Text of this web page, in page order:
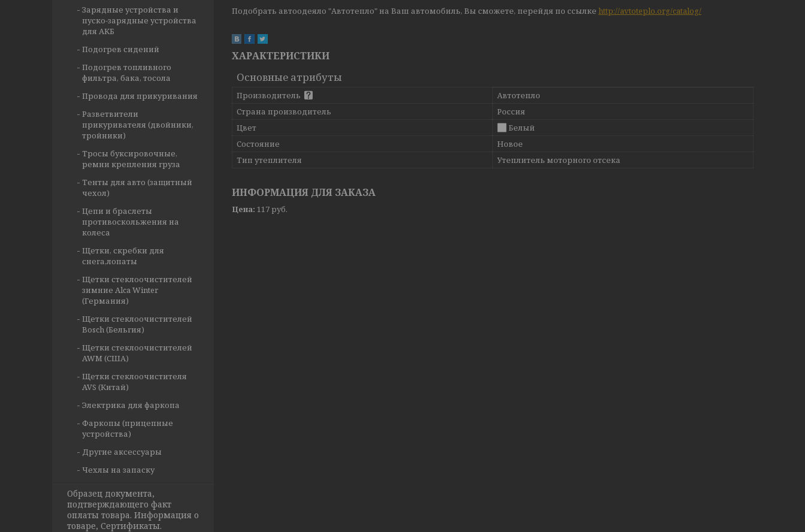
Подобрать автоодеяло "Автотепло" на Ваш автомобиль, Вы сможете, перейдя по ссылке http://avtoteplo.org/catalog/
ХАРАКТЕРИСТИКИ
Основные атрибуты
Производитель
Автотепло
Страна производитель
Россия
Цвет
Белый
Состояние
Новое
Тип утеплителя
Утеплитель моторного отсека
ИНФОРМАЦИЯ ДЛЯ ЗАКАЗА
Цена: 117 руб.
Зарядные устройства и
пуско-зарядные устройства
для АКБ
Подогрев сидений
Подогрев топливного
фильтра, бака, тосола
Провода для прикуривания
Разветвители
прикуривателя (двойники,
тройники)
Тросы буксировочные,
ремни крепления груза
Тенты для авто (защитный
чехол)
Цепи и браслеты
противоскольжения на
колеса
Щетки, скребки для
снега,лопаты
Щетки стеклоочистителей
зимние Alca Winter
(Германия)
Щетки стеклоочистителей
Bosch (Бельгия)
Щетки стеклоочистителей
AWM (США)
Щетки стеклоочистителя
AVS (Китай)
Электрика для фаркопа
Фаркопы (прицепные
устройства)
Другие аксессуары
Чехлы на запаску
Образец документа,
подтверждающего факт
оплаты товара. Информация о
товаре, Сертификаты.